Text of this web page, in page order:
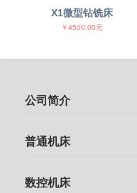
X1微型钻铣床
￥4500.00元
公司简介
普通机床
数控机床